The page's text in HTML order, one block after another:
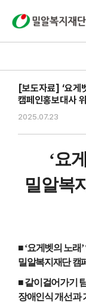
[보도자료] ‘요게
캠페인홍보대사
2025.07.23
‘요
밀알복
■ ‘요게벳의 노래’
밀알복지재단 캠
■ 같이걸어가기
장애인식 개선과